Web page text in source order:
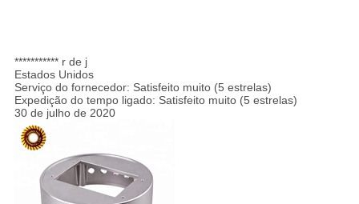
*********** r de j
Estados Unidos
Serviço do fornecedor: Satisfeito muito (5 estrelas)
Expedição do tempo ligado: Satisfeito muito (5 estrelas)
30 de julho de 2020